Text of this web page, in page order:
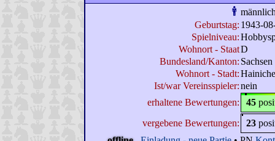
Geburtstag: 1943-
Spielniveau:
Wohnort - StaatD
Bundesland/Kanton: Sachsen
Wohnort - Stadt:
Ist/war Vereinsspieler:nein
erhaltene Bewertungen:
45
vergebene Bewertungen:
23